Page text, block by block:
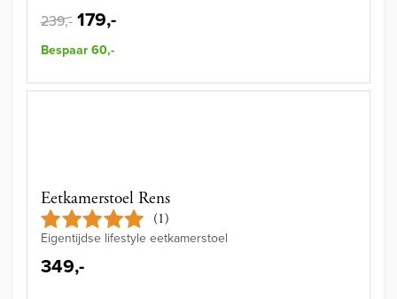
239,- 179,-
Bespaar 60,-
Eetkamerstoel Rens
(1)
Eigentijdse lifestyle eetkamerstoel
349,-